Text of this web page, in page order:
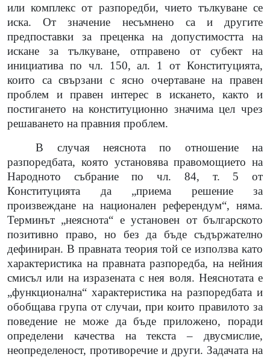
или комплекс от разпоредби, чието тълкуване се
иска. От значение несъмнено са и другите
предпоставки за преценка на допустимостта на
искане за тълкуване, отправено от субект на
инициатива по чл. 150, ал. 1 от Конституцията,
които са свързани с ясно очертаване на правен
проблем и правен интерес в искането, както и
постигането на конституционно значима цел чрез
решаването на правния проблем.
В случая неяснота по отношение на
разпоредбата, която установява правомощието на
Народното събрание по чл. 84, т. 5 от
Конституцията да „приема решение за
произвеждане на национален референдум“, няма.
Терминът „неяснота“ е установен от българското
позитивно право, но без да бъде съдържателно
дефиниран. В правната теория той се използва като
характеристика на правната разпоредба, на нейния
смисъл или на изразената с нея воля. Неяснотата е
„функционална“ характеристика на разпоредбата и
обобщава група от случаи, при които правилото за
поведение не може да бъде приложено, поради
определени качества на текста – двусмислие,
неопределеност, противоречие и други. Задачата на